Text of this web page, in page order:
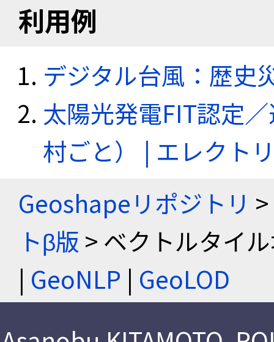
利用例
デジタル台風：歴史
太陽光発電FIT認定
村ごと） | エレクト
Geoshapeリポジトリ >
トβ版 > ベクトルタイ
| GeoNLP | GeoLOD